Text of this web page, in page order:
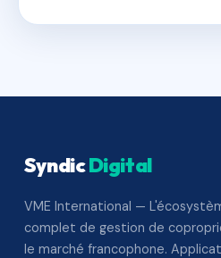
SyndicDigital
VME International —
complet de gestion de
le marché francophone.